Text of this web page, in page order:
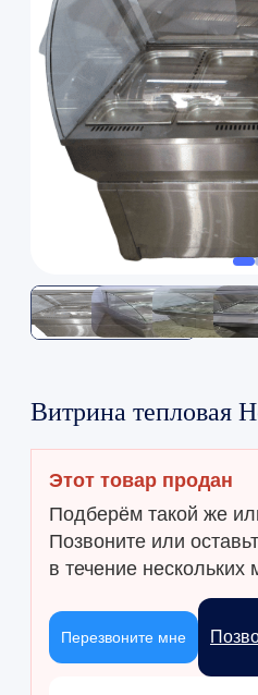
Витрина тепловая
Этот товар продан
Подберём такой же
Позвоните или
в течение нескольких
Перезвоните мне